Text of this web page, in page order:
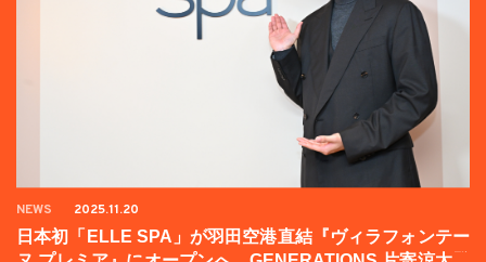
NEWS 2025.11.20
日本初「ELLE SPA」が羽田空港直結『ヴィラフォンテー